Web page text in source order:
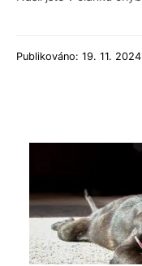
Publikováno: 19. 11. 2024